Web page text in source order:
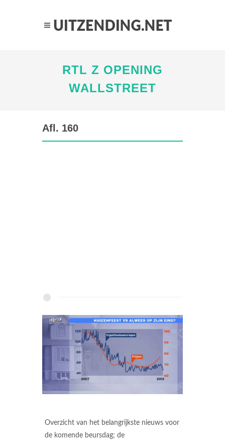
RTL Z OPENING
WALLSTREET
Afl. 160
Overzicht van het belangrijkste nieuws voor
de komende beursdag; de